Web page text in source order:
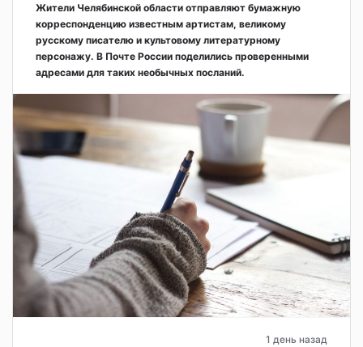
Жители Челябинской области отправляют бумажную
корреспонденцию известным артистам, великому
русскому писателю и культовому литературному
персонажу. В Почте России поделились проверенными
адресами для таких необычных посланий.
1 день назад